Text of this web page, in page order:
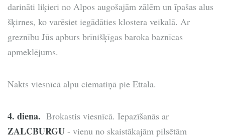
darināti liķieri no Alpos augošajām zālēm un īpašas alus
šķirnes, ko varēsiet iegādāties klostera veikalā. Ar
greznību Jūs apburs brīnišķīgas baroka baznīcas
apmeklējums.
Nakts viesnīcā alpu ciematiņā pie Ettala.
4. diena. Brokastis viesnīcā. Iepazīšanās ar
ZALCBURGU - vienu no skaistākajām pilsētām